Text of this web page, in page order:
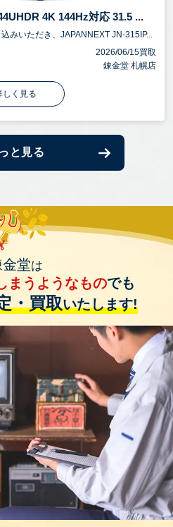
4K 144Hz対応 31.5 ...
みいただき、JAPANNEXT JN-315IP...
2026/06/15買取
錬金堂 札幌店
しく見る
と見る
堂は
まうようなものでも
・買取いたします!